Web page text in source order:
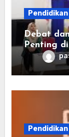
Pendidikan
Debat
Penting
Pendidikan